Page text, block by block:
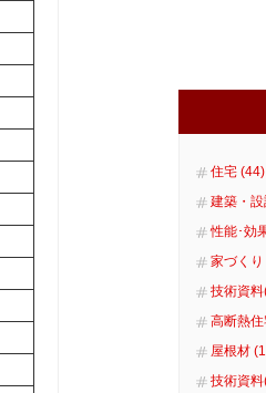
住宅 (44)
建築・
性能･効
家づく
技術資
高断熱
屋根材
技術資